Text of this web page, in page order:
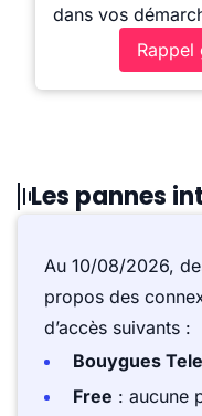
dans vos
Rappel
Les pannes
Au 10/08/2026,
propos des
d’accès suivants :
Bouygues
Free : aucune